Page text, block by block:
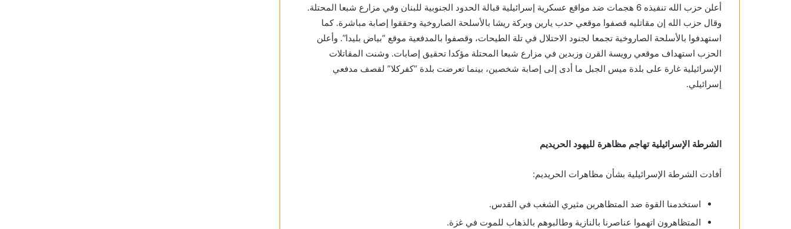
أعلن حزب الله تنفيذه 6 هجمات ضد مواقع عسكرية إسرائيلية قبالة الحدود الجنوبية للبنان وفي مزارع شبعا المحتلة.
وقال حزب الله إن مقاتليه قصفوا موقعي حدب يارين وبركة ريشا بالأسلحة الصاروخية وحققوا إصابة مباشرة. كما
استهدفوا بالأسلحة الصاروخية تجمعا ‏لجنود الاحتلال في تلة الطيحات، وقصفوا بالمدفعية موقع “بياض بليدا”. وأعلن
الحزب استهداف موقعي ‏رويسة القرن وزبدين في مزارع شبعا المحتلة مؤكدا تحقيق إصابات.‏ وشنت المقاتلات
الإسرائيلية غارة على بلدة ميس الجبل ما أدى إلى إصابة شخصين، بينما تعرضت بلدة “كفركلا” لقصف مدفعي
إسرائيلي.
الشرطة الإسرائيلية تهاجم مظاهرة لليهود الحريديم
أفادت الشرطة الإسرائيلية بشأن مظاهرات الحريديم:
استخدمنا القوة ضد المتظاهرين مثيري الشغب في القدس.
المتظاهرون اتهموا عناصرنا بالنازية وطالبوهم بالذهاب للموت في غزة.